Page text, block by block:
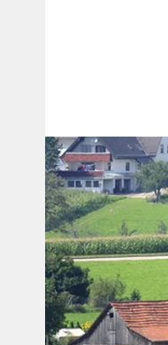
berlin
nord
wahrheit
verlag
verlag
veranstaltungen